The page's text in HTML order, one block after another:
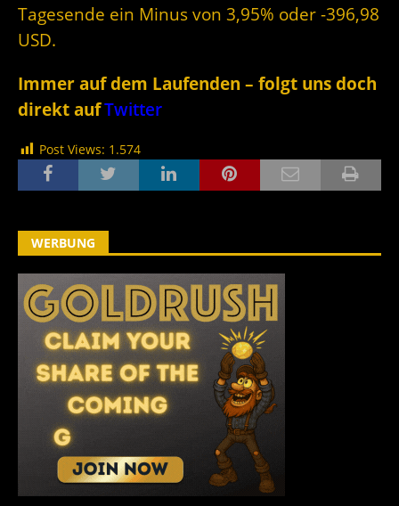
Tagesende ein Minus von 3,95% oder -396,98
USD.
Immer auf dem Laufenden – folgt uns doch
direkt aufTwitter
Post Views: 1.574
WERBUNG